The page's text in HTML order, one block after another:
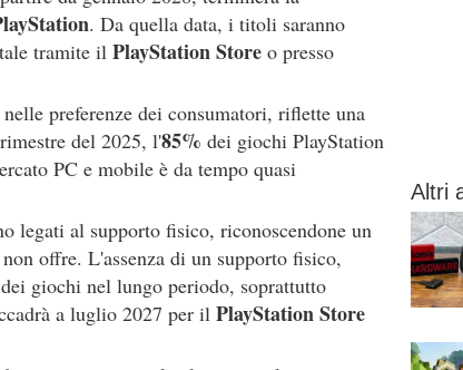
. Da quella data, i titoli saranno
tramite il PlayStation Store o presso
preferenze dei consumatori, riflette una
del 2025, l'85% dei giochi PlayStation
PC e mobile è da tempo quasi
legati al supporto fisico, riconoscendone un
offre. L'assenza di un supporto fisico,
giochi nel lungo periodo, soprattutto
a luglio 2027 per il PlayStation Store
Altri